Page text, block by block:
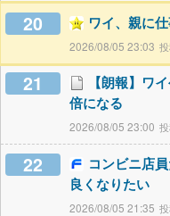
20 ワイ、親に
2026/08/05 23:03
21
【朗報】ワ
倍になる
2026/08/05 23:00
22
コンビニ店
良くなりたい
2026/08/05 21:35